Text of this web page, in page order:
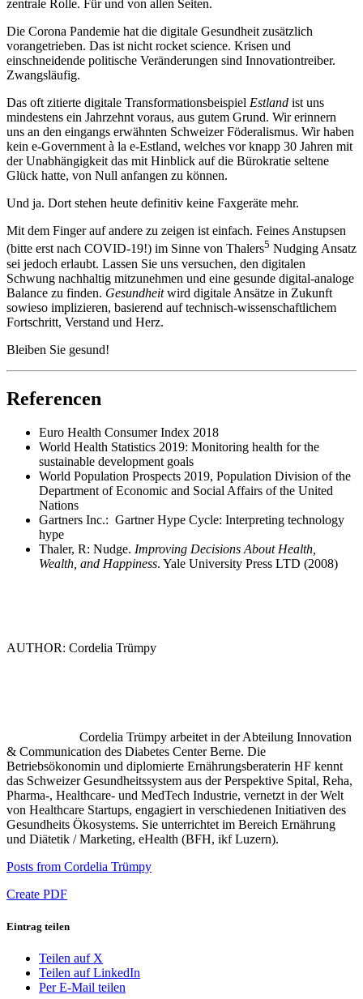
zentrale Rolle. Für und von allen Seiten.
Die Corona Pandemie hat die digitale Gesundheit zusätzlich
vorangetrieben. Das ist nicht rocket science. Krisen und
einschneidende politische Veränderungen sind Innovationtreiber.
Zwangsläufig.
Das oft zitierte digitale Transformationsbeispiel Estland ist uns
mindestens ein Jahrzehnt voraus, aus gutem Grund. Wir erinnern
uns an den eingangs erwähnten Schweizer Föderalismus. Wir haben
kein e-Government à la e-Estland, welches vor knapp 30 Jahren mit
der Unabhängigkeit das mit Hinblick auf die Bürokratie seltene
Glück hatte, von Null anfangen zu können.
Und ja. Dort stehen heute definitiv keine Faxgeräte mehr.
Mit dem Finger auf andere zu zeigen ist einfach. Feines Anstupsen
(bitte erst nach COVID-19!) im Sinne von Thalers5 Nudging Ansatz
sei jedoch erlaubt. Lassen Sie uns versuchen, den digitalen
Schwung nachhaltig mitzunehmen und eine gesunde digital-analoge
Balance zu finden. Gesundheitwird digitale Ansätze in Zukunft
sowieso implizieren, basierend auf technisch-wissenschaftlichem
Fortschritt, Verstand und Herz.
Bleiben Sie gesund!
Referencen
Euro Health Consumer Index 2018
World Health Statistics 2019: Monitoring health for the
sustainable development goals
World Population Prospects 2019, Population Division of the
Department of Economic and Social Affairs of the United
Nations
Gartners Inc.: Gartner Hype Cycle: Interpreting technology
hype
Thaler, R: Nudge. Improving Decisions About Health,
Wealth, and Happiness. Yale University Press LTD (2008)
AUTHOR: Cordelia Trümpy
Cordelia Trümpy arbeitet in der Abteilung Innovation
& Communication des Diabetes Center Berne. Die
Betriebsökonomin und diplomierte Ernährungsberaterin HF kennt
das Schweizer Gesundheitssystem aus der Perspektive Spital, Reha,
Pharma-, Healthcare- und MedTech Industrie, vernetzt in der Welt
von Healthcare Startups, engagiert in verschiedenen Initiativen des
Gesundheits Ökosystems. Sie unterrichtet im Bereich Ernährung
und Diätetik / Marketing, eHealth (BFH, ikf Luzern).
Posts from Cordelia Trümpy
Create PDF
Eintrag teilen
Teilen auf X
Teilen auf LinkedIn
Per E-Mail teilen